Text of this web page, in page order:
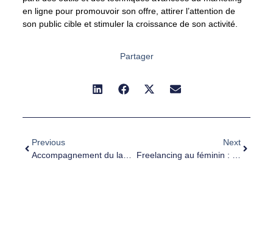
en ligne pour promouvoir son offre, attirer l’attention de
son public cible et stimuler la croissance de son activité.
Partager
Previous
Next